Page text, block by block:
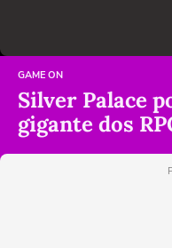
GAME ON
Silver Palace
gigante dos